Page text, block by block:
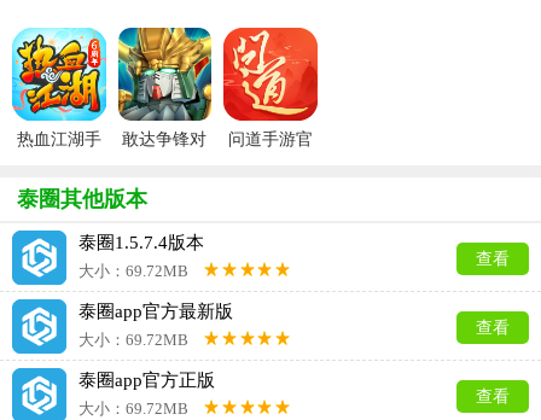
版
方正版
热血江湖手
敢达争锋对
问道手游官
泰圈其他版本
泰圈1.5.7.4版本
大小：69.72MB
查看
泰圈app官方最新版
大小：69.72MB
查看
泰圈app官方正版
大小：69.72MB
查看